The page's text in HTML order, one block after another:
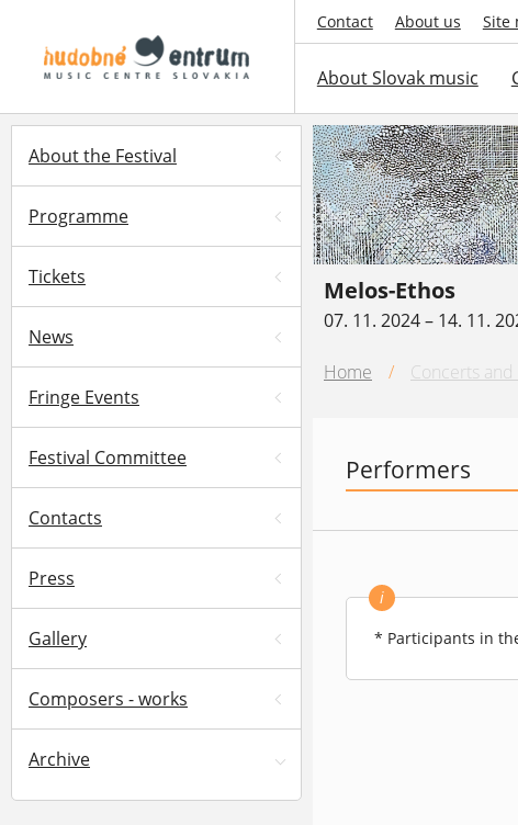
Contact About us Site
About Slovak music
About the Festival
Programme
Tickets
News
Fringe Events
Festival Committee
Contacts
Press
Gallery
Composers - works
Archive
Melos-Ethos
07. 11. 2024 – 14. 11.
Home / Concerts and
Performers
i
* Participants in